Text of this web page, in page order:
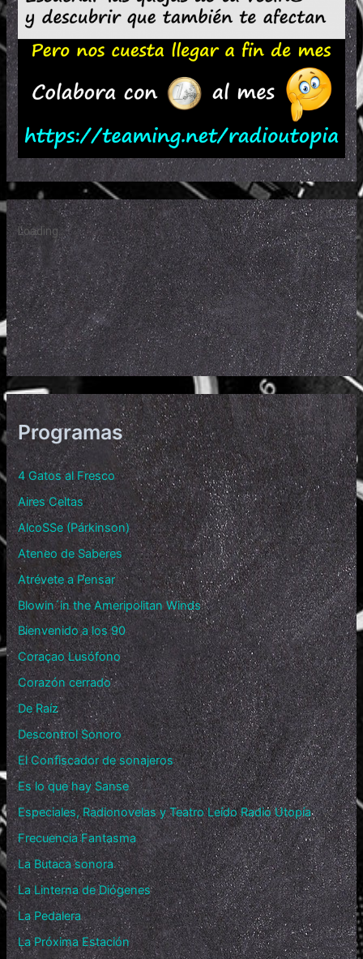
Programas
4 Gatos al Fresco
Aires Celtas
AlcoSSe (Párkinson)
Ateneo de Saberes
Atrévete a Pensar
Blowin´in the Ameripolitan Winds
Bienvenido a los 90
Coraçao Lusófono
Corazón cerrado
De Raíz
Descontrol Sonoro
El Confiscador de sonajeros
Es lo que hay Sanse
Especiales, Radionovelas y Teatro Leído Radio Utopía
Frecuencia Fantasma
La Butaca sonora
La Linterna de Diógenes
La Pedalera
La Próxima Estación